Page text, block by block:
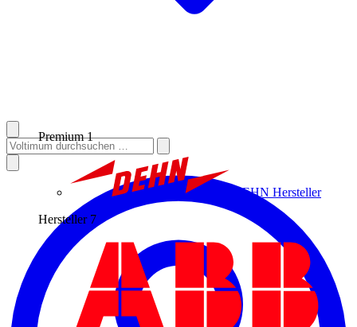
Premium 1
DEHN Hersteller
Hersteller 7